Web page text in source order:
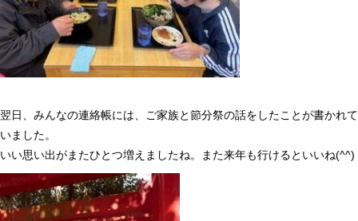
翌日、みんなの連絡帳には、ご家族と節分祭の話をしたことが書かれて
いました。
いい思い出がまたひとつ増えましたね。また来年も行けるといいね(^^)